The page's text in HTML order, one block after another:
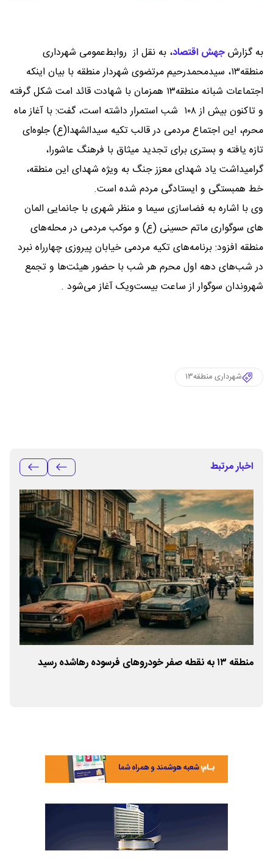
به گزارشجهش اقتصاد، به نقل از روابط‌عمومی شهرداری
منطقه۱۳، سیدمحمدرحیم مرتضوی شهردار منطقه با بیان اینکه
اجتماعات شبانه منطقه۱۳ همزمان با شهادت قائد امت شکل گرفته
و تاکنون بیش از ۱۰۸ شب استمرار داشته است، گفت: با آغاز ماه
محرم، این اجتماع مردمی در قالب تکیه سیدالشهدا(ع) جلوه‌ای
تازه یافته و بستری برای تجدید میثاق با فرهنگ عاشورا،
گرامیداشت یاد شهدای معزز جنگ به ویژه شهدای این منطقه،
خط همبستگی و ایستادگی مردم شده است.
وی با اشاره به فضاسازی سیما و منظر شهری با جانمایی المان
های سوگواری ماتم حسینی (ع) و موکب مردمی در محله‌های
منطقه افزود: برنامه‌های تکیه مردمی خیابان پیروزی چهارراه نبرد
در شب‌های دهه اول محرم هر شب با حضور هیئت‌ها و تجمع
شهروندان سوگوار از ساعت بیست‌ویک آغاز می‌شود .
شهرداری منطقه۱۳
اخبار مرتبط
منطقه ۱۳ به نقطه صفر خودروهای فرسوده رهاشده رسید